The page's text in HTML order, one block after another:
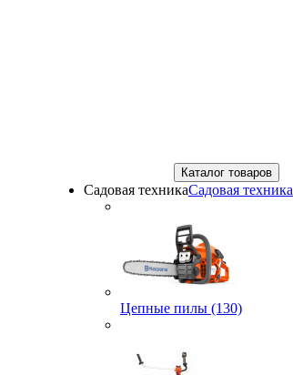
Каталог товаров
Садовая техникаСадовая техника
Цепные пилы (130)